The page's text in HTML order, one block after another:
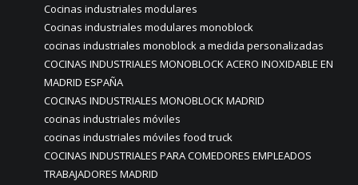
Cocinas industriales modulares
Cocinas industriales modulares monoblock
cocinas industriales monoblock a medida personalizadas
COCINAS INDUSTRIALES MONOBLOCK ACERO INOXIDABLE EN
MADRID ESPAÑA
COCINAS INDUSTRIALES MONOBLOCK MADRID
cocinas industriales móviles
cocinas industriales móviles food truck
COCINAS INDUSTRIALES PARA COMEDORES EMPLEADOS
TRABAJADORES MADRID